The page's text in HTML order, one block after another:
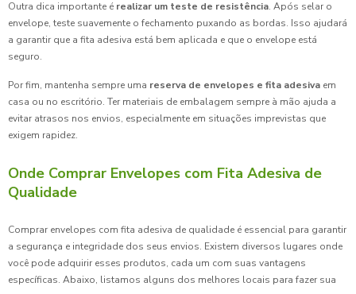
Outra dica importante é realizar um teste de resistência. Após selar o
envelope, teste suavemente o fechamento puxando as bordas. Isso ajudará
a garantir que a fita adesiva está bem aplicada e que o envelope está
seguro.
Por fim, mantenha sempre uma reserva de envelopes e fita adesiva em
casa ou no escritório. Ter materiais de embalagem sempre à mão ajuda a
evitar atrasos nos envios, especialmente em situações imprevistas que
exigem rapidez.
Onde Comprar Envelopes com Fita Adesiva de
Qualidade
Comprar envelopes com fita adesiva de qualidade é essencial para garantir
a segurança e integridade dos seus envios. Existem diversos lugares onde
você pode adquirir esses produtos, cada um com suas vantagens
específicas. Abaixo, listamos alguns dos melhores locais para fazer sua